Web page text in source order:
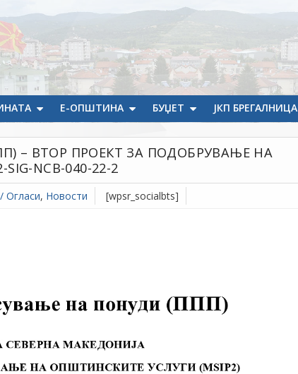
Е-ОПШТИНА БУЏЕТ ЈКП БРЕГАЛНИЦА
– ВТОР ПРОЕКТ ЗА ПОДОБРУВАЊЕ НА
NCB-040-22-2
Огласи, Новости [wpsr_socialbts]